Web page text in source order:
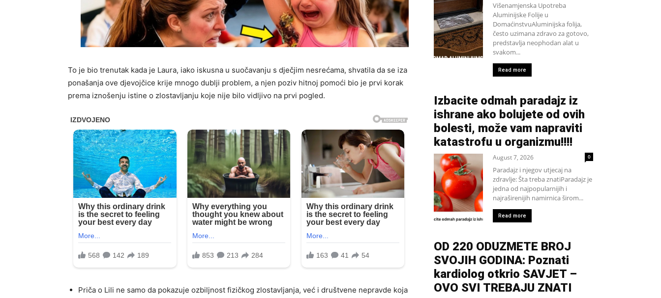
To je bio trenutak kada je Laura, iako iskusna u suočavanju s dječjim nesrećama, shvatila da se iza
ponašanja ove djevojčice krije mnogo dublji problem, a njen poziv hitnoj pomoći bio je prvi korak
prema iznošenju istine o zlostavljanju koje nije bilo vidljivo na prvi pogled.
Priča o Lili ne samo da pokazuje ozbiljnost fizičkog zlostavljanja, već i društvene nepravde koja
Višenamjenska Upotreba
Aluminijske Folije u
DomaćinstvuAluminijska folija,
često uzimana zdravo za gotovo,
predstavlja neophodan alat u
svakom...
Read more
Izbacite odmah paradajz iz
ishrane ako bolujete od ovih
bolesti, može vam napraviti
katastrofu u organizmu!!!!
August 7, 2026 0
Paradajz i njegov utjecaj na
zdravlje: Šta treba znatiParadajz je
jedna od najpopularnijih i
najraširenijih namirnica širom...
Read more
OD 220 ODUZMETE BROJ
SVOJIH GODINA: Poznati
kardiolog otkrio SAVJET –
OVO SVI TREBAJU ZNATI